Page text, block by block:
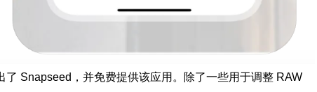
Snapseed，并免费提供该应用。除了一些用于调整 RAW